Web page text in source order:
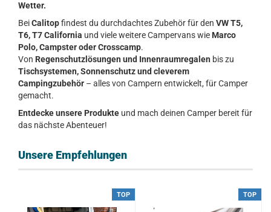
Wetter.
BeiCalitopfindest du durchdachtes Zubehör für den VW T5,
T6, T7 California und viele weitere Campervans wie Marco
Polo, Campster oder Crosscamp.
Von Regenschutzlösungen und Innenraumregalen bis zu
Tischsystemen, Sonnenschutz und cleverem
Campingzubehör – alles von Campern entwickelt, für Camper
gemacht.
Entdecke unsere Produkte und mach deinen Camper bereit für
das nächste Abenteuer!
Unsere Empfehlungen
TOP TOP